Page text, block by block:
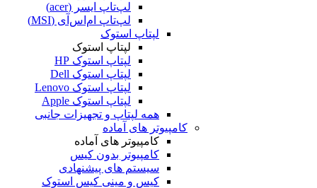
لپ‌تاپ ایسر (acer)
لپ‌تاپ ام‌اس‌آی (MSI)
لپتاپ استوک
لپتاپ استوک
لپتاپ استوک HP
لپتاپ استوک Dell
لپتاپ استوک Lenovo
لپتاپ استوک Apple
همه لپتاپ و تجهیزات جانبی
کامپیوتر های آماده
کامپیوتر های آماده
کامپیوتر بدون کیس
سیستم های پیشنهادی
کیس و مینی کیس استوک